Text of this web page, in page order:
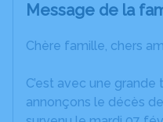
Message de la
Chère famille, chers
C’est avec une
annonçons le décès